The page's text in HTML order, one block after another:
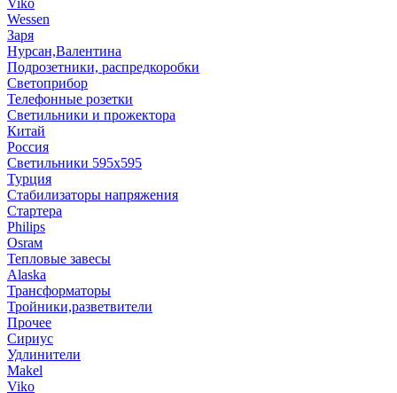
Viko
Wessen
Заря
Нурсан,Валентина
Подрозетники, распредкоробки
Светоприбор
Телефонные розетки
Светильники и прожектора
Китай
Россия
Светильники 595х595
Турция
Стабилизаторы напряжения
Стартера
Philips
Оsrам
Тепловые завесы
Alaska
Трансформаторы
Тройники,разветвители
Прочее
Сириус
Удлинители
Makel
Viko